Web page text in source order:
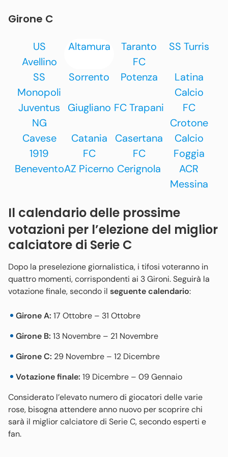
Girone C
US
Avellino
Altamura
Taranto
FC
SS Turris
SS
Monopoli
Sorrento Potenza
Latina
Calcio
Juventus
NG
Giugliano FC Trapani
FC
Crotone
Cavese
1919
Catania
FC
Casertana
FC
Calcio
Foggia
BeneventoAZ Picerno Cerignola
ACR
Messina
Il calendario delle prossime
votazioni per l’elezione del miglior
calciatore di Serie C
Dopo la preselezione giornalistica, i tifosi voteranno in
quattro momenti, corrispondenti ai 3 Gironi. Seguirà la
votazione finale, secondo il seguente calendario:
Girone A: 17 Ottobre – 31 Ottobre
Girone B: 13 Novembre – 21 Novembre
Girone C: 29 Novembre – 12 Dicembre
Votazione finale: 19 Dicembre – 09 Gennaio
Considerato l’elevato numero di giocatori delle varie
rose, bisogna attendere anno nuovo per scoprire chi
sarà il miglior calciatore di Serie C, secondo esperti e
fan.